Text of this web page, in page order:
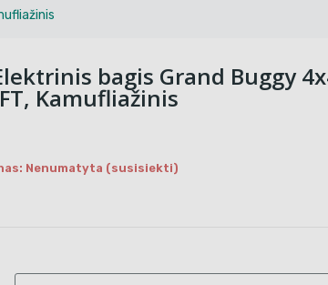
bagis Grand Buggy
Kamufliažinis
Nenumatyta (susisiekti)